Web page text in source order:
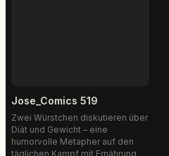
Jose_Comics 519
Zwei Würstchen diskutieren über
Diät und Gewicht – eine
humorvolle Metapher auf den
täglichen Kampf mit Ernährung